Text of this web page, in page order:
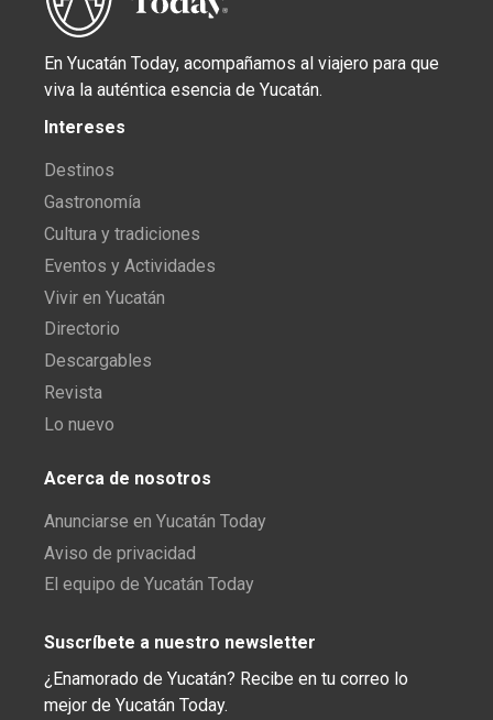
En Yucatán Today, acompañamos al viajero para que
viva la auténtica esencia de Yucatán.
Intereses
Destinos
Gastronomía
Cultura y tradiciones
Eventos y Actividades
Vivir en Yucatán
Directorio
Descargables
Revista
Lo nuevo
Acerca de nosotros
Anunciarse en Yucatán Today
Aviso de privacidad
El equipo de Yucatán Today
Suscríbete a nuestro newsletter
¿Enamorado de Yucatán? Recibe en tu correo lo
mejor de Yucatán Today.